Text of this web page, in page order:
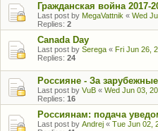
Гражданская война 2017-
Last post by MegaVattnik « Wed
Replies: 2
Canada Day
Last post by Serega « Fri Jun 26,
Replies: 24
Россияне - За
Last post by VuB « Wed Jun 03,
Replies: 16
Россиянам: подача
Last post by Andrej « Tue Jun 02,